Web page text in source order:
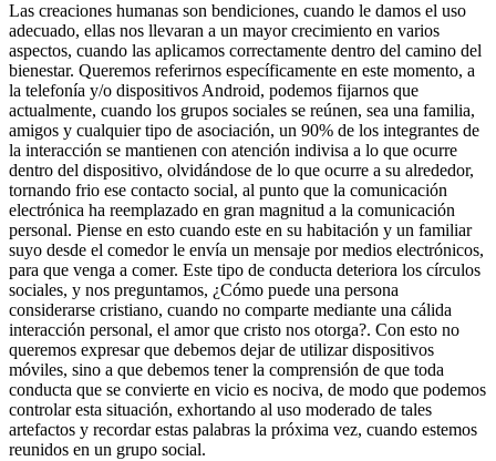
Las creaciones humanas son bendiciones, cuando le damos el uso
adecuado, ellas nos llevaran a un mayor crecimiento en varios
aspectos, cuando las aplicamos correctamente dentro del camino del
bienestar. Queremos referirnos específicamente en este momento, a
la telefonía y/o dispositivos Android, podemos fijarnos que
actualmente, cuando los grupos sociales se reúnen, sea una familia,
amigos y cualquier tipo de asociación, un 90% de los integrantes de
la interacción se mantienen con atención indivisa a lo que ocurre
dentro del dispositivo, olvidándose de lo que ocurre a su alrededor,
tornando frio ese contacto social, al punto que la comunicación
electrónica ha reemplazado en gran magnitud a la comunicación
personal. Piense en esto cuando este en su habitación y un familiar
suyo desde el comedor le envía un mensaje por medios electrónicos,
para que venga a comer. Este tipo de conducta deteriora los círculos
sociales, y nos preguntamos, ¿Cómo puede una persona
considerarse cristiano, cuando no comparte mediante una cálida
interacción personal, el amor que cristo nos otorga?. Con esto no
queremos expresar que debemos dejar de utilizar dispositivos
móviles, sino a que debemos tener la comprensión de que toda
conducta que se convierte en vicio es nociva, de modo que podemos
controlar esta situación, exhortando al uso moderado de tales
artefactos y recordar estas palabras la próxima vez, cuando estemos
reunidos en un grupo social.